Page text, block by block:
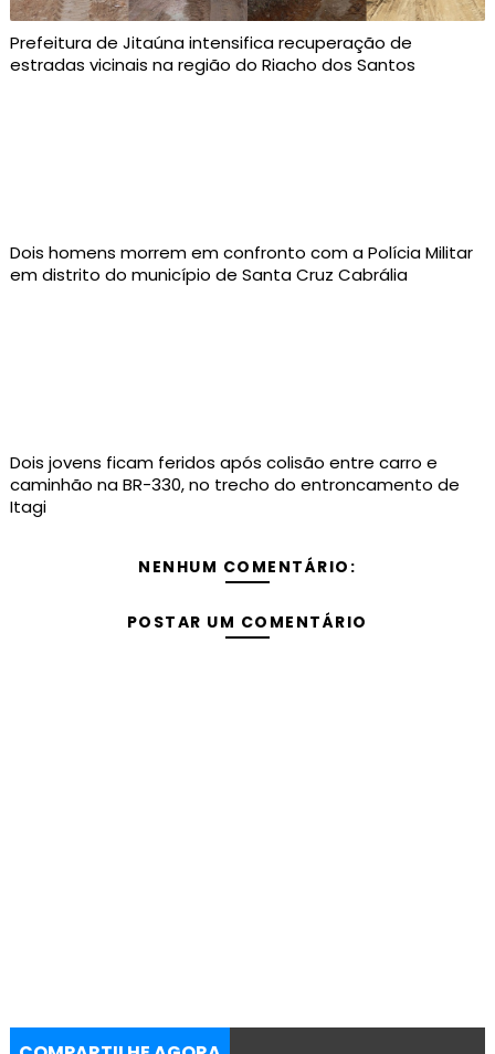
Prefeitura de Jitaúna intensifica recuperação de
estradas vicinais na região do Riacho dos Santos
Dois homens morrem em confronto com a Polícia Militar
em distrito do município de Santa Cruz Cabrália
Dois jovens ficam feridos após colisão entre carro e
caminhão na BR-330, no trecho do entroncamento de
Itagi
NENHUM COMENTÁRIO:
POSTAR UM COMENTÁRIO